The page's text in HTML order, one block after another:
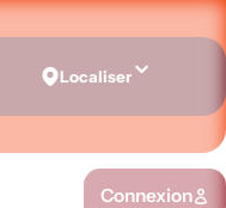
Localiser
Connexion